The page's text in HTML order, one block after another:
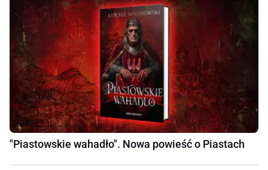
"Piastowskie wahadło". Nowa powieść o Piastach